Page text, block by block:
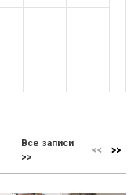
Все записи
>>